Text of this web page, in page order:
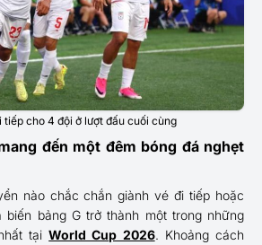
tiếp cho 4 đội ở lượt đấu cuối cùng
đến một đêm bóng đá nghẹt
nào chắc chắn giành vé đi tiếp hoặc
bảng G trở thành một trong những
tạiWorld Cup 2026. Khoảng cách